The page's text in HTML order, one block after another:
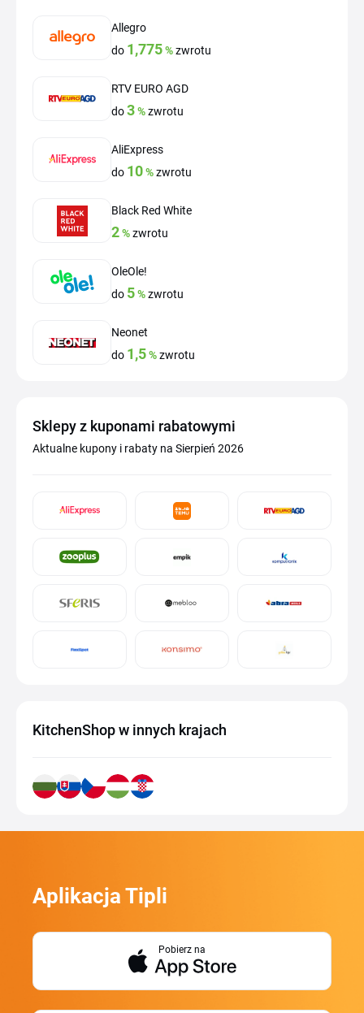
Allegro
do 1,775%zwrotu
RTV EURO AGD
do3%zwrotu
AliExpress
do 10%zwrotu
Black Red White
2%zwrotu
OleOle!
do 5%zwrotu
Neonet
do 1,5%zwrotu
Sklepy z kuponami rabatowymi
Aktualne kupony i rabaty na Sierpień 2026
KitchenShop w innych krajach
Aplikacja Tipli
Pobierz na